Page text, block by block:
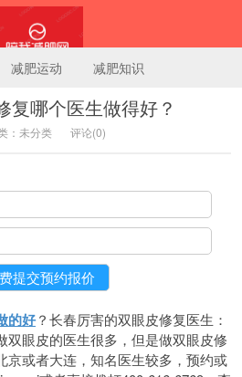
陪我减肥网
减肥运动 减肥知识
复哪个医生做得好？
：未分类 评论(0)
的好？长春厉害的双眼皮修复医生：
双眼皮的医生很多，但是做双眼皮修
京或者大连，知名医生较多，预约或